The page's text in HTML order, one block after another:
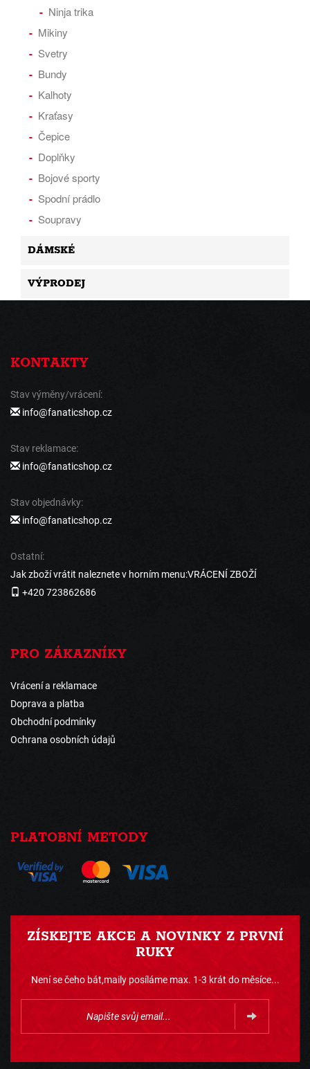
Ninja trika
Mikiny
Svetry
Bundy
Kalhoty
Kraťasy
Čepice
Doplňky
Bojové sporty
Spodní prádlo
Soupravy
DÁMSKÉ
VÝPRODEJ
KONTAKTY
Stav výměny/vrácení:
info@fanaticshop.cz
Stav reklamace:
info@fanaticshop.cz
Stav objednávky:
info@fanaticshop.cz
Ostatní:
Jak zboží vrátit naleznete v horním menu:VRÁCENÍ ZBOŽÍ
+420 723862686
PRO ZÁKAZNÍKY
Vrácení a reklamace
Doprava a platba
Obchodní podmínky
Ochrana osobních údajů
PLATOBNÍ METODY
ZÍSKEJTE AKCE A NOVINKY Z PRVNÍ
RUKY
Není se čeho bát,maily posíláme max. 1-3 krát do měsíce...